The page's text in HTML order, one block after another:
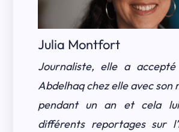
Julia Montfort
Journaliste, elle a accepté
Abdelhaq chez elle avec son
pendant un an et cela
différents reportages sur